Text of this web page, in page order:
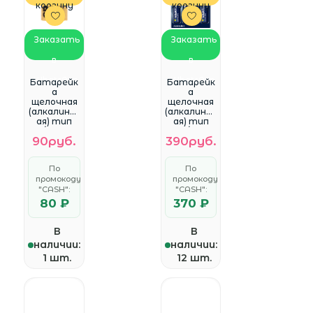
корзину
Заказать
в
WhatsApp
Батарейк
a
щелочная
(алкалинов
ая) тип
Super (
2шт в
спайке)
90руб.
По
промокоду
"CASH":
80 ₽
В
наличии:
1 шт.
корзину
Заказать
в
WhatsApp
Батарейк
a
щелочная
(алкалинов
ая) тип
VARTA
ENERGY (
4шт в
блистере)
, 4106
390руб.
По
промокоду
"CASH":
370 ₽
В
наличии:
12 шт.